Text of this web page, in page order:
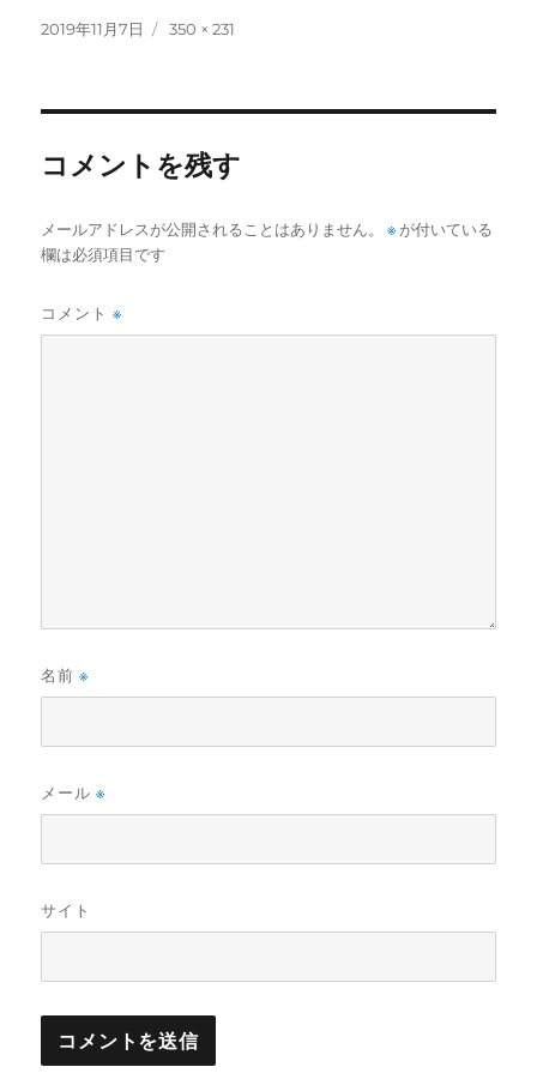
投
2019年11月7日
フ
350 × 231
コメントを残す
メールアドレスが公開されることはありません。 ※ が付いている
欄は必須項目です
コメント※
名前※
メール※
サイト